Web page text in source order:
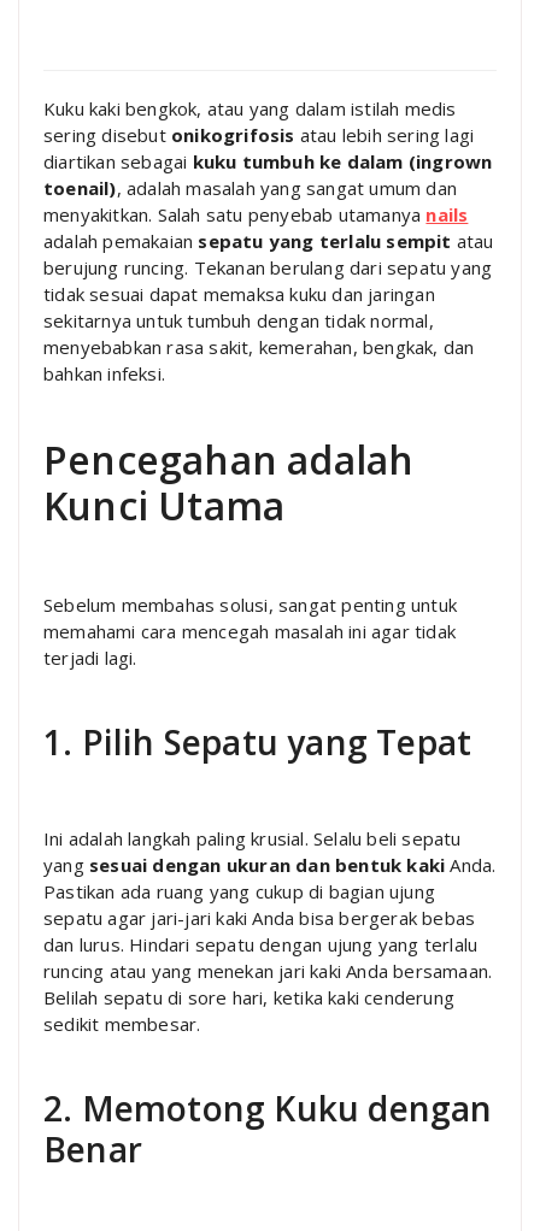
Kuku kaki bengkok, atau yang dalam istilah medis
sering disebut onikogrifosis atau lebih sering lagi
diartikan sebagai kuku tumbuh ke dalam (ingrown
toenail), adalah masalah yang sangat umum dan
menyakitkan. Salah satu penyebab utamanya nails
adalah pemakaian sepatu yang terlalu sempit atau
berujung runcing. Tekanan berulang dari sepatu yang
tidak sesuai dapat memaksa kuku dan jaringan
sekitarnya untuk tumbuh dengan tidak normal,
menyebabkan rasa sakit, kemerahan, bengkak, dan
bahkan infeksi.
Pencegahan adalah
Kunci Utama
Sebelum membahas solusi, sangat penting untuk
memahami cara mencegah masalah ini agar tidak
terjadi lagi.
1. Pilih Sepatu yang Tepat
Ini adalah langkah paling krusial. Selalu beli sepatu
yang sesuai dengan ukuran dan bentuk kaki Anda.
Pastikan ada ruang yang cukup di bagian ujung
sepatu agar jari-jari kaki Anda bisa bergerak bebas
dan lurus. Hindari sepatu dengan ujung yang terlalu
runcing atau yang menekan jari kaki Anda bersamaan.
Belilah sepatu di sore hari, ketika kaki cenderung
sedikit membesar.
2. Memotong Kuku dengan
Benar